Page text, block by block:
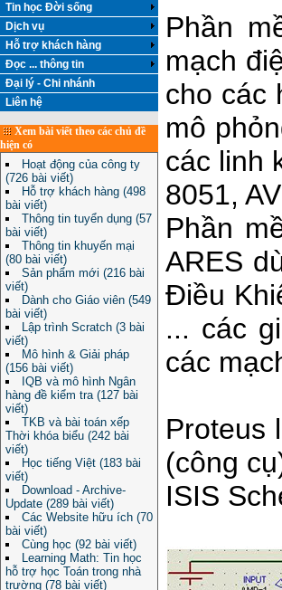
Tin học Đời sống
Dịch vụ
Hỗ trợ khách hàng
Đọc ... thông tin
Đại lý - Chi nhánh
Liên hệ
Xem bài viết theo các chủ đề
hiện có
Hoạt động của công ty
(726 bài viết)
Hỗ trợ khách hàng (498
bài viết)
Thông tin tuyển dụng (57
bài viết)
Thông tin khuyến mại
(80 bài viết)
Sản phẩm mới (216 bài
viết)
Dành cho Giáo viên (549
bài viết)
Lập trình Scratch (3 bài
viết)
Mô hình & Giải pháp
(156 bài viết)
IQB và mô hình Ngân
hàng đề kiểm tra (127 bài
viết)
TKB và bài toán xếp
Thời khóa biểu (242 bài
viết)
Học tiếng Việt (183 bài
viết)
Download - Archive-
Update (289 bài viết)
Các Website hữu ích (70
bài viết)
Cùng học (92 bài viết)
Learning Math: Tin học
hỗ trợ học Toán trong nhà
trường (78 bài viết)
Phần
mạch
cho các
mô
các linh
8051,
Phần
ARES
Điều
... các
các
Proteus
(công
ISIS